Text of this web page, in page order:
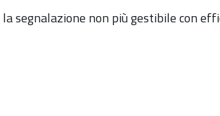
segnalazione non più gestibile con